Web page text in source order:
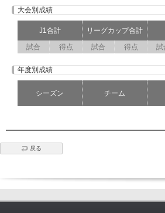
大会別成績
J1合計 リーグカップ合計
試合
得点 試合 得点 試
年度別成績
シーズン チーム
戻る